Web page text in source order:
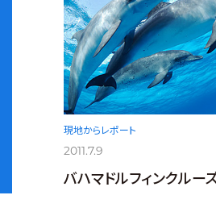
現地からレポート
2011.7.9
バハマドルフィンクルー